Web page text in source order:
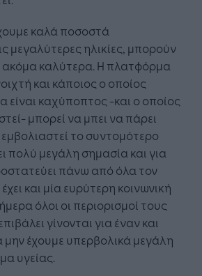
καλά ποσοστά
μεγαλύτερες ηλικίες, μπορούν
ακόμα καλύτερα. Η πλατφόρμα
και κάποιος ο οποίος
είναι καχύποπτος -και ο οποίος
μπορεί να μπει να πάρει
το συντομότερο
πολύ μεγάλη σημασία και για
πάνω από όλα τον
και μία ευρύτερη κοινωνική
όλοι οι περιορισμοί τους
γίνονται για έναν και
μην έχουμε υπερβολικά μεγάλη
υγείας.